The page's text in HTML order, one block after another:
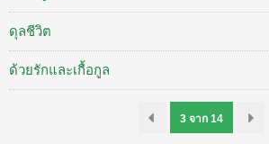
ดุลชีวิต
ด้วยรักและเกื้อกูล
3 จาก 14